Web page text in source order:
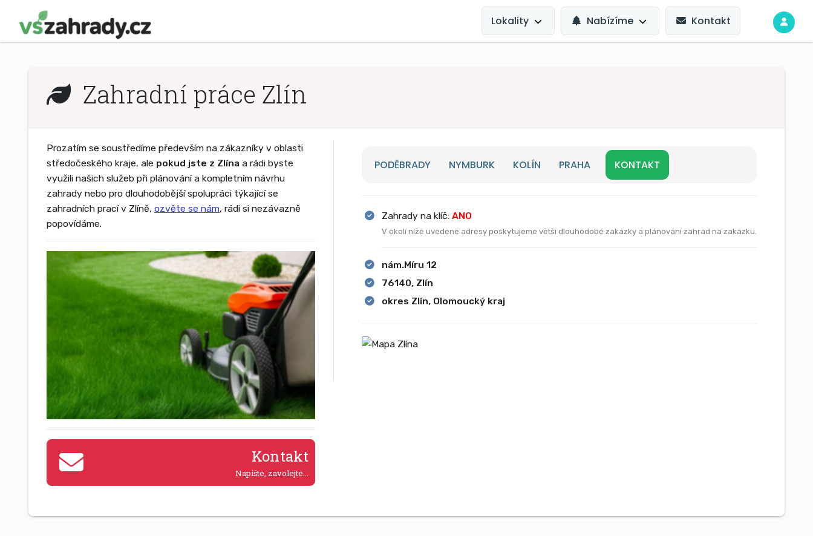
MAIN
NAVIGATION
Lokality Nabízíme Kontakt
Zahradní práce Zlín
Prozatím se soustředíme především na zákazníky v oblasti
středočeského kraje, ale pokud jste z Zlína a rádi byste
využili našich služeb při plánování a kompletním návrhu
zahrady nebo pro dlouhodobější spolupráci týkající se
zahradních prací v Zlíně, ozvěte se nám, rádi si nezávazně
popovídáme.
Kontakt
Napište, zavolejte...
PODĚBRADY NYMBURK KOLÍN PRAHA KONTAKT
Zahrady na klíč: ANO
V okolí níže uvedené adresy poskytujeme větší dlouhodobé zakázky a plánování zahrad na zakázku.
nám.Míru 12
76140, Zlín
okres Zlín, Olomoucký kraj